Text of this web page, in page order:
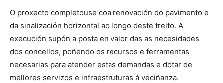
O proxecto completouse coa renovación do pavimento e
da sinalización horizontal ao longo deste treito. A
execución supón a posta en valor das as necesidades
dos concellos, poñendo os recursos e ferramentas
necesarias para atender estas demandas e dotar de
mellores servizos e infraestruturas á veciñanza.